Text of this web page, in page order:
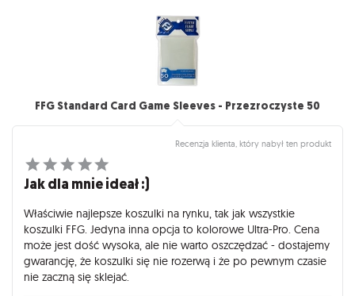
FFG Standard Card Game Sleeves - Przezroczyste 50
Recenzja klienta, który nabył ten produkt
Jak dla mnie ideał :)
Właściwie najlepsze koszulki na rynku, tak jak wszystkie
koszulki FFG. Jedyna inna opcja to kolorowe Ultra-Pro. Cena
może jest dość wysoka, ale nie warto oszczędzać - dostajemy
gwarancję, że koszulki się nie rozerwą i że po pewnym czasie
nie zaczną się sklejać.